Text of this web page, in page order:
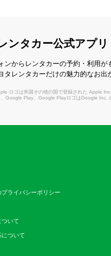
ンタカー公式アプリ
ンからレンタカーの予約・利用
タレンタカーだけの魅力的なお出
ロゴは米国その他の国で登録された Apple
Google Play、Google PlayロゴはGoogle Inc.
ライバシーポリシー
いて
ついて